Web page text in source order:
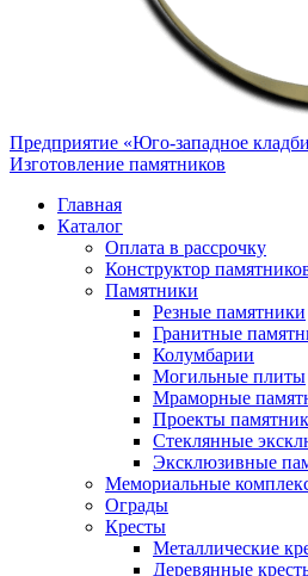
Предприятие «Юго-западное
Изготовление памятников
Главная
Каталог
Оплата в рассрочку
Конструктор
Памятники
Резные памятники
Гранитные
Колумбарии
Могильные плиты
Мраморные
Проекты
Стеклянные
Эксклюзивные
Мемориальные
Ограды
Кресты
Металлические
Деревянные